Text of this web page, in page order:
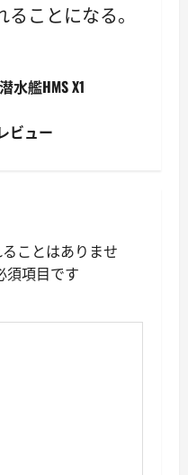
ことになる。
水艦HMS X1
ビュー
ことはありませ
須項目です